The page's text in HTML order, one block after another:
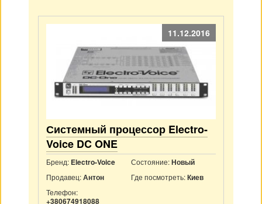
11.12.2016
Системный процессор Electro-
Voice DC ONE
Бренд: Electro-Voice Состояние:Новый
Продавец:Антон Где посмотреть:Киев
Телефон:
+380674918088